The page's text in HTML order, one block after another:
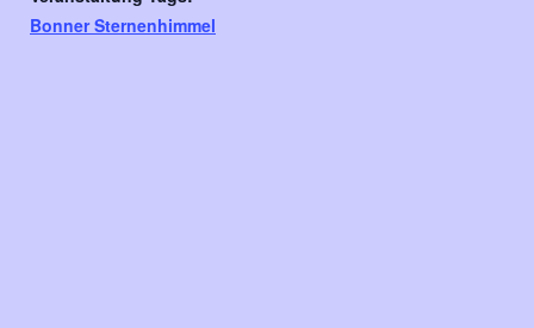
Bonner Sternenhimmel